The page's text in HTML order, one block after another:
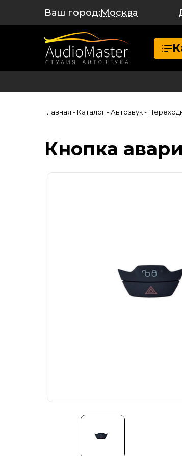
Ваш город:Москва
Главная - Каталог- Автозвук-
Кнопка